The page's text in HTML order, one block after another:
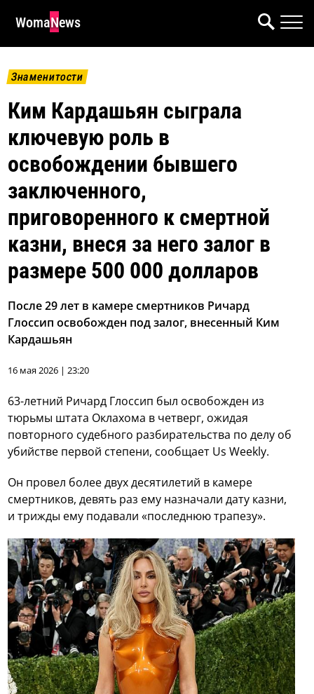
WomaNews
Знаменитости
Ким Кардашьян сыграла
ключевую роль в
освобождении бывшего
заключенного,
приговоренного к смертной
казни, внеся за него залог в
размере 500 000 долларов
После 29 лет в камере смертников Ричард
Глоссип освобожден под залог, внесенный Ким
Кардашьян
16 мая 2026 | 23:20
63-летний Ричард Глоссип был освобожден из
тюрьмы штата Оклахома в четверг, ожидая
повторного судебного разбирательства по делу об
убийстве первой степени, сообщает Us Weekly.
Он провел более двух десятилетий в камере
смертников, девять раз ему назначали дату казни,
и трижды ему подавали «последнюю трапезу».